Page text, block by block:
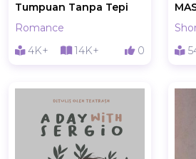
Tumpuan Tanpa Tepi
Romance
4K+
14K+ 0